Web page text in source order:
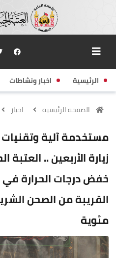
الرئيسية اخبار ونشاطات
الصفحة الرئيسية اخبار
مستخدمة آلية
زيارة الأربعين ..
خفض درجات الحرارة في
مئوية